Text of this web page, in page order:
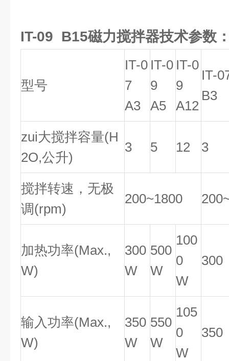
IT-09 B15磁力搅拌器技术参数
型号
IT-0
7
A3
IT-0
9
A5
IT-0
9
A12
IT-
B3
zui大搅拌容量(H
2O,公升)
3 5 12 3
搅拌转速，无极
调(rpm)
200~1800
加热功率(Max.,
W)
300
W
500
W
100
0
W
300
输入功率(Max.,
W)
350
W
550
W
105
0
W
350